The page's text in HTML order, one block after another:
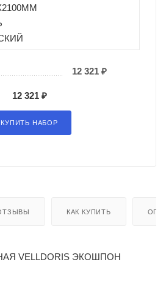
12 321 ₽
12 321 ₽
КУПИТЬ НАБОР
КАК КУПИТЬ
VELLDORIS ЭКОШПОН